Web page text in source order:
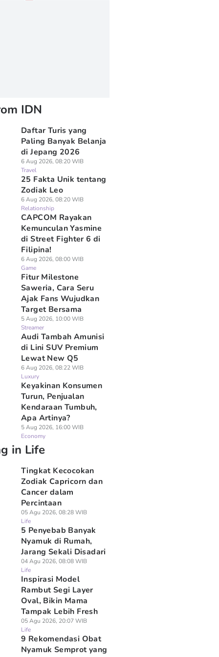
IDN
Daftar Turis yang
Paling Banyak Belanja
di Jepang 2026
6 Aug 2026, 08:20 WIB
Travel
25 Fakta Unik tentang
Zodiak Leo
6 Aug 2026, 08:20 WIB
Relationship
CAPCOM Rayakan
Kemunculan Yasmine
di Street Fighter 6 di
Filipina!
6 Aug 2026, 08:00 WIB
Game
Fitur Milestone
Saweria, Cara Seru
Ajak Fans Wujudkan
Target Bersama
5 Aug 2026, 10:00 WIB
Streamer
Audi Tambah Amunisi
di Lini SUV Premium
Lewat New Q5
6 Aug 2026, 08:22 WIB
Luxury
Keyakinan Konsumen
Turun, Penjualan
Kendaraan Tumbuh,
Apa Artinya?
5 Aug 2026, 16:00 WIB
Economy
in Life
Tingkat Kecocokan
Zodiak Capricorn dan
Cancer dalam
Percintaan
05 Agu 2026, 08:28 WIB
Life
5 Penyebab Banyak
Nyamuk di Rumah,
Jarang Sekali Disadari
04 Agu 2026, 08:08 WIB
Life
Inspirasi Model
Rambut Segi Layer
Oval, Bikin Mama
Tampak Lebih Fresh
05 Agu 2026, 20:07 WIB
Life
9 Rekomendasi Obat
Nyamuk Semprot yang